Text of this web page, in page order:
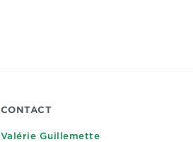
CONTACT
Valérie Guillemette